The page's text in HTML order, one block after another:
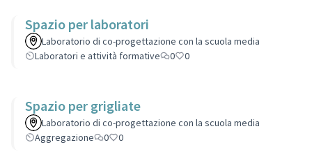
Spazio per laboratori
Laboratorio di co-progettazione con la scuola media
Laboratori e attività formative
0 0
Spazio per grigliate
Laboratorio di co-progettazione con la scuola media
Aggregazione
0 0